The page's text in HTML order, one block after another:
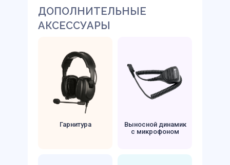
ДОПОЛНИТЕЛЬНЫЕ
АКСЕССУАРЫ
Гарнитура
Выносной динамик
с микрофоном